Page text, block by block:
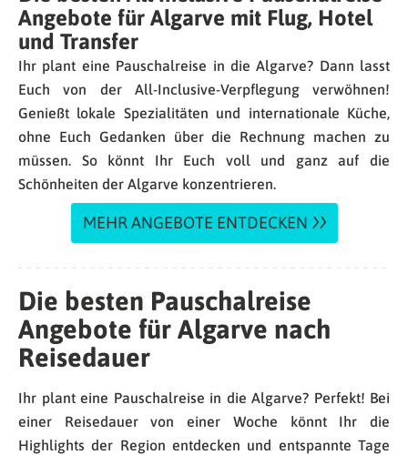
Angebote für Algarve mit Flug, Hotel
und Transfer
Ihr plant eine Pauschalreise in die Algarve? Dann lasst
Euch von der All-Inclusive-Verpflegung verwöhnen!
Genießt lokale Spezialitäten und internationale Küche,
ohne Euch Gedanken über die Rechnung machen zu
müssen. So könnt Ihr Euch voll und ganz auf die
Schönheiten der Algarve konzentrieren.
MEHR ANGEBOTE ENTDECKEN
Die besten Pauschalreise
Angebote für Algarve nach
Reisedauer
Ihr plant eine Pauschalreise in die Algarve? Perfekt! Bei
einer Reisedauer von einer Woche könnt Ihr die
Highlights der Region entdecken und entspannte Tage